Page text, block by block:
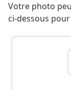
Votre photo
ci-dessous